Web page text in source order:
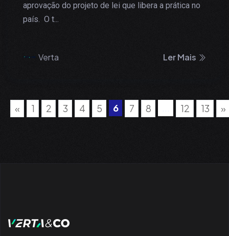
aprovação do projeto de lei que libera a prática no
país. O t...
Verta Ler Mais
« 1 2 3 4 5 6 7 8 12 13 »